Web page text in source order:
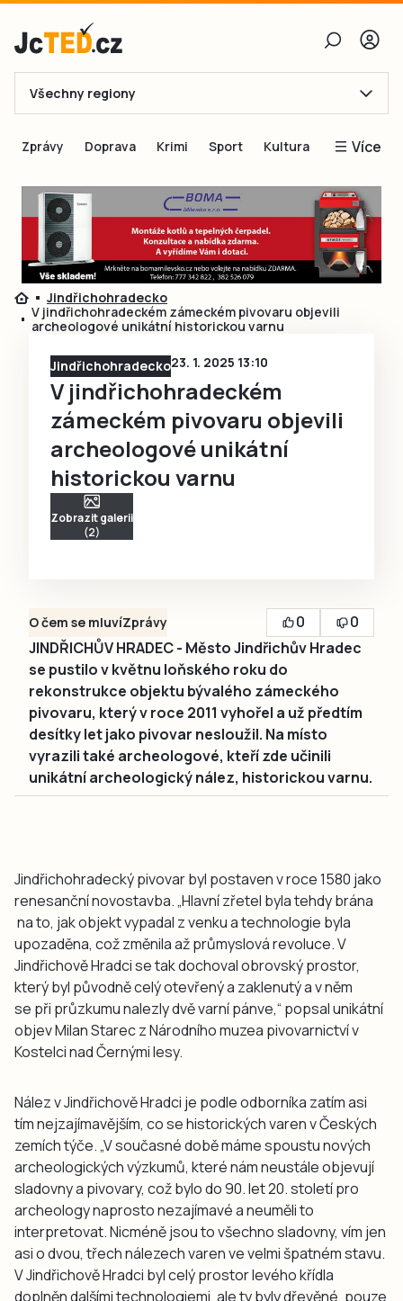
E-mail
Obnovit heslo
Přihlásit se
Přihlásit se přes Facebook
Ještě nemám účet, chci se
Všechny regiony
Zprávy Doprava Krimi Sport Kultura Více
Blogy
Inspirace
Čtenáři píší
Speciální přílohy
Jindřichohradecko
V jindřichohradeckém zámeckém pivovaru objevili
archeologové unikátní historickou varnu
Jindřichohradecko23. 1. 2025 13:10
V jindřichohradeckém
zámeckém pivovaru objevili
archeologové unikátní
historickou varnu
Zobrazit galerii
(2)
O čem se mluvíZprávy 0
0
JINDŘICHŮV HRADEC - Město Jindřichův Hradec
se pustilo v květnu loňského roku do
rekonstrukce objektu bývalého zámeckého
pivovaru, který v roce 2011 vyhořel a už předtím
desítky let jako pivovar nesloužil. Na místo
vyrazili také archeologové, kteří zde učinili
unikátní archeologický nález, historickou varnu.
Jindřichohradecký pivovar byl postaven v roce 1580 jako
renesanční novostavba. „Hlavní zřetel byla tehdy brána
na to, jak objekt vypadal z venku a technologie byla
upozaděna, což změnila až průmyslová revoluce. V
Jindřichově Hradci se tak dochoval obrovský prostor,
který byl původně celý otevřený a zaklenutý a v něm
se při průzkumu nalezly dvě varní pánve,“ popsal unikátní
objev Milan Starec z Národního muzea pivovarnictví v
Kostelci nad Černými lesy.
Nález v Jindřichově Hradci je podle odborníka zatím asi
tím nejzajímavějším, co se historických varen v Českých
zemích týče. „V současné době máme spoustu nových
archeologických výzkumů, které nám neustále objevují
sladovny a pivovary, což bylo do 90. let 20. století pro
archeology naprosto nezajímavé a neuměli to
interpretovat. Nicméně jsou to všechno sladovny, vím jen
asi o dvou, třech nálezech varen ve velmi špatném stavu.
V Jindřichově Hradci byl celý prostor levého křídla
doplněn dalšími technologiemi, ale ty byly dřevěné, pouze